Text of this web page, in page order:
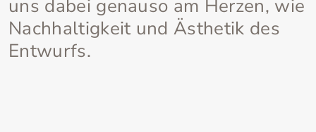
uns dabei genauso am Herzen, wie
Nachhaltigkeit und Ästhetik des
Entwurfs.